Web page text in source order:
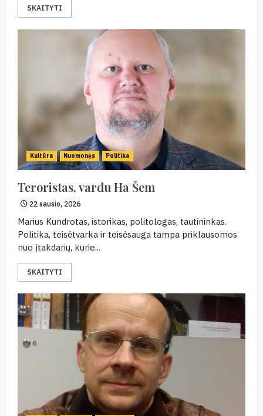
SKAITYTI
Kultūra Nuomonės Politika
Teroristas, vardu Ha Šem
22 sausio, 2026
Marius Kundrotas, istorikas, politologas, tautininkas.
Politika, teisėtvarka ir teisėsauga tampa priklausomos
nuo įtakdarių, kurie...
SKAITYTI